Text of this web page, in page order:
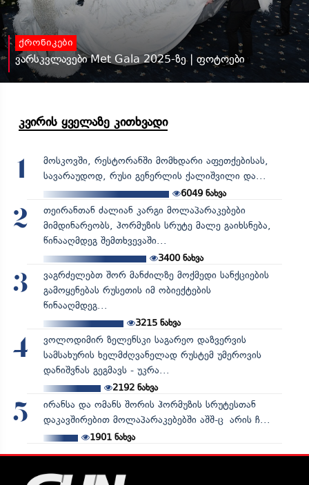
ქრონიკები
ვარსკვლავები Met Gala 2025-ზე | ფოტოები
კვირის ყველაზე კითხვადი
1
მოსკოვში, რესტორანში მომხდარი აფეთქებისას,
სავარაუდოდ, რუსი გენერლის ქალიშვილი და...
6049 ნახვა
2
თეირანთან ძალიან კარგი მოლაპარაკებები
მიმდინარეობს, ჰორმუზის სრუტე მალე გაიხსნება,
წინააღმდეგ შემთხვევაში...
3400ნახვა
3
ვაგრძელებთ შორ მანძილზე მოქმედი სანქციების
გამოყენებას რუსეთის იმ ობიექტების
წინააღმდეგ...
3215ნახვა
4
ვოლოდიმირ ზელენსკი საგარეო დაზვერვის
სამსახურის ხელმძღვანელად რუსტემ უმეროვის
დანიშვნას გეგმავს - უკრა...
2192ნახვა
5
ირანსა და ომანს შორის ჰორმუზის სრუტესთან
დაკავშირებით მოლაპარაკებებში აშშ-ც არის ჩ...
1901ნახვა